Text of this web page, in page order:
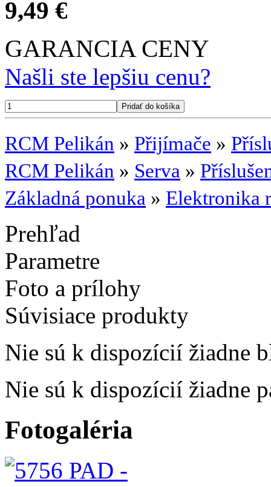
9,49 €
GARANCIA CENY
Našli ste lepšiu cenu?
RCM Pelikán » Přijímače »
RCM Pelikán » Serva »
Základná ponuka » Elektronika
Prehľad
Parametre
Foto a prílohy
Súvisiace produkty
Nie sú k dispozícií žiadne
Nie sú k dispozícií žiadne
Fotogaléria